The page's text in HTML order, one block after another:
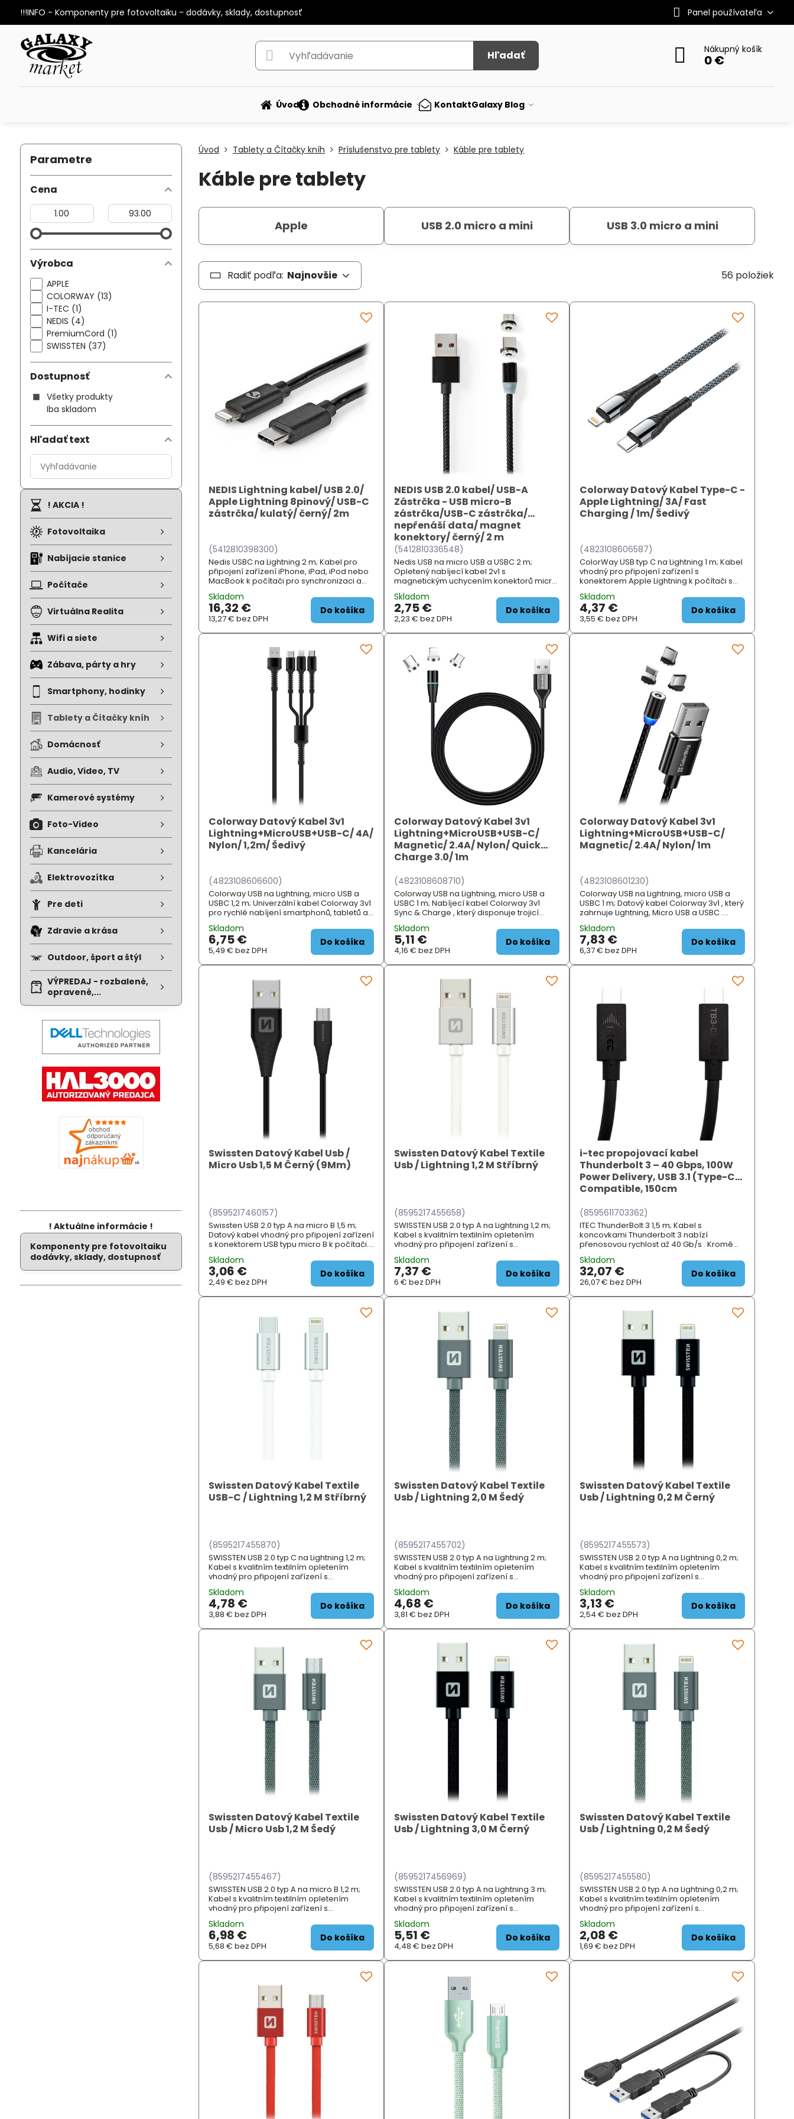
!!!INFO - Komponenty pre fotovoltaiku - dodávky, sklady, dostupnosť Panel používateľa
Hľadať Nákupný košík
0 €
Úvod Obchodné informácie KontaktGalaxy Blog
Úvod Tablety a Čítačky kníh Príslušenstvo pre tablety Káble pre tablety
Káble pre tablety
Apple USB 2.0 micro a mini USB 3.0 micro a mini
Radiť podľa: Najnovšie 56 položiek
NEDIS Lightning kabel/ USB 2.0/
Apple Lightning 8pinový/ USB-C
zástrčka/ kulatý/ černý/ 2m
(5412810398300)
Nedis USBC na Lightning 2 m; Kabel pro
připojení zařízení iPhone, iPad, iPod nebo
MacBook k počítači pro synchronizaci a
nabíjení. Připojením k nabíječce USBC
můžete dobít baterii v zařízení na plnou
kapacitu....
Skladom
16,32 €
13,27 €bez DPH
Do košíka
NEDIS USB 2.0 kabel/ USB-A
Zástrčka - USB micro-B
zástrčka/USB-C zástrčka/
nepřenáší data/ magnet
konektory/ černý/ 2 m
(5412810336548)
Nedis USB na micro USB a USBC 2 m;
Opletený nabíjecí kabel 2v1 s
magnetickým uchycením konektorů micro
USB a USBC . Dvojice konektorů umožní
nabíjení smartphonů, tabletů a dalších
elektronických zařízení. Kone...
Skladom
2,75 €
2,23 €bez DPH
Do košíka
Colorway Datový Kabel Type-C -
Apple Lightning/ 3A/ Fast
Charging / 1m/ Šedivý
(4823108606587)
ColorWay USB typ C na Lightning 1 m; Kabel
vhodný pro připojení zařízení s
konektorem Apple Lightning k počítači s
konektorem USB typ C. Podporuje nabíjení
proudem až 3 A . ZÁKLADNÍ SPECIFIKACE...
Skladom
4,37 €
3,55 €bez DPH
Do košíka
Colorway Datový Kabel 3v1
Lightning+MicroUSB+USB-C/ 4A/
Nylon/ 1,2m/ Šedivý
(4823108606600)
Colorway USB na Lightning, micro USB a
USBC 1,2 m; Univerzální kabel Colorway 3v1
pro rychlé nabíjení smartphonů, tabletů a
dalších elektronických zařízení...
Skladom
6,75 €
5,49 €bez DPH
Do košíka
Colorway Datový Kabel 3v1
Lightning+MicroUSB+USB-C/
Magnetic/ 2.4A/ Nylon/ Quick
Charge 3.0/ 1m
(4823108608710)
Colorway USB na Lightning, micro USB a
USBC 1 m; Nabíjecí kabel Colorway 3v1
Sync & Charge , který disponuje trojicí
konektorů Lightning + MicroUSB + TypeC...
Skladom
5,11 €
4,16 €bez DPH
Do košíka
Colorway Datový Kabel 3v1
Lightning+MicroUSB+USB-C/
Magnetic/ 2.4A/ Nylon/ 1m
(4823108601230)
Colorway USB na Lightning, micro USB a
USBC 1 m; Datový kabel Colorway 3v1 , který
zahrnuje Lightning, Micro USB a USBC .
Magnetický kabel s fu...
Skladom
7,83 €
6,37 €bez DPH
Do košíka
Swissten Datový Kabel Usb /
Micro Usb 1,5 M Černý (9Mm)
(8595217460157)
Swissten USB 2.0 typ A na micro B 1,5 m;
Datový kabel vhodný pro připojení zařízení
s konektorem USB typu micro B k počítači.
Delší konektor slouží při dobíjení
outdoorových smartphonů nebo při použití
objemněj...
Skladom
3,06 €
2,49 €bez DPH
Do košíka
Swissten Datový Kabel Textile
Usb / Lightning 1,2 M Stříbrný
(8595217455658)
SWISSTEN USB 2.0 typ A na Lightning 1,2 m;
Kabel s kvalitním textilním opletením
vhodný pro připojení zařízení s
konektorem Apple Lightning k počítači.
Podporuje nabíjení proudem až 3 A.
ZÁKLADNÍ SPECIFI...
Skladom
7,37 €
6 €bez DPH
Do košíka
i-tec propojovací kabel
Thunderbolt 3 – 40 Gbps, 100W
Power Delivery, USB 3.1 (Type-C)
Compatible, 150cm
(8595611703362)
ITEC ThunderBolt 3 1,5 m; Kabel s
koncovkami Thunderbolt 3 nabízí
přenosovou rychlost až 40 Gb/s . Kromě
dat umožňuje přenos videa a napájení s
příkonem do 100 W. Snadno tak připojíte
externí disk, dokovací sta...
Skladom
32,07 €
26,07 €bez DPH
Do košíka
Swissten Datový Kabel Textile
USB-C / Lightning 1,2 M Stříbrný
(8595217455870)
SWISSTEN USB 2.0 typ C na Lightning 1,2 m;
Kabel s kvalitním textilním opletením
vhodný pro připojení zařízení s
konektorem USB typu C. Podporuje
nabíjení proudem až 3 A....
Skladom
4,78 €
3,88 €bez DPH
Do košíka
Swissten Datový Kabel Textile
Usb / Lightning 2,0 M Šedý
(8595217455702)
SWISSTEN USB 2.0 typ A na Lightning 2 m;
Kabel s kvalitním textilním opletením
vhodný pro připojení zařízení s
Podporuje nabíjení proudem až 3 A.
ZÁKLADNÍ SPECIFIKA...
Skladom
4,68 €
3,81 €bez DPH
Do košíka
Swissten Datový Kabel Textile
Usb / Lightning 0,2 M Černý
(8595217455573)
SWISSTEN USB 2.0 typ A na Lightning 0,2 m;
Kabel s kvalitním textilním opletením
vhodný pro připojení zařízení s
Podporuje nabíjení proudem až 3 A.
ZÁKLADNÍ SPECIFI...
Skladom
3,13 €
2,54 €bez DPH
Do košíka
Swissten Datový Kabel Textile
Usb / Micro Usb 1,2 M Šedý
(8595217455467)
SWISSTEN USB 2.0 typ A na micro B 1,2 m;
Kabel s kvalitním textilním opletením
vhodný pro připojení zařízení s
Podporuje nabíjení proudem až 3 A.
ZÁKLADNÍ SPECIFIK...
Skladom
6,98 €
5,68 €bez DPH
Do košíka
Swissten Datový Kabel Textile
Usb / Lightning 3,0 M Černý
(8595217456969)
SWISSTEN USB 2.0 typ A na Lightning 3 m;
Kabel s kvalitním textilním opletením
vhodný pro připojení zařízení s
Podporuje nabíjení proudem až 3 A.
ZÁKLADNÍ SPECIFIKA...
Skladom
5,51 €
4,48 €bez DPH
Do košíka
Swissten Datový Kabel Textile
Usb / Lightning 0,2 M Šedý
(8595217455580)
SWISSTEN USB 2.0 typ A na Lightning 0,2 m;
Kabel s kvalitním textilním opletením
vhodný pro připojení zařízení s
Podporuje nabíjení proudem až 3 A.
ZÁKLADNÍ SPECIFI...
Skladom
2,08 €
1,69 €bez DPH
Do košíka
Parametre
Cena
Od:
Do:
Výrobca
APPLE
COLORWAY (13)
I-TEC (1)
NEDIS (4)
PremiumCord (1)
SWISSTEN (37)
Dostupnosť
Všetky produkty
Iba skladom
Hľadať text
Prehľadať
výsledky
filtra
fulltextom
! AKCIA !
Fotovoltaika
Nabíjacie stanice
Počítače
Virtuálna Realita
Wifi a siete
Zábava, párty a hry
Smartphony, hodinky
Tablety a Čítačky kníh
Domácnosť
Audio, Video, TV
Kamerové systémy
Foto-Video
Kancelária
Elektrovozítka
Pre deti
Zdravie a krása
Outdoor, šport a štýl
VÝPREDAJ - rozbalené,
opravené,...
! Aktuálne informácie !
Komponenty pre fotovoltaiku
dodávky, sklady, dostupnosť